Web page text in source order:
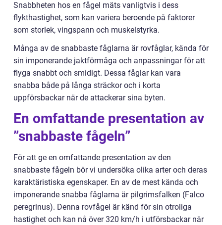
Snabbheten hos en fågel mäts vanligtvis i dess
flykthastighet, som kan variera beroende på faktorer
som storlek, vingspann och muskelstyrka.
Många av de snabbaste fåglarna är rovfåglar, kända för
sin imponerande jaktförmåga och anpassningar för att
flyga snabbt och smidigt. Dessa fåglar kan vara
snabba både på långa sträckor och i korta
uppförsbackar när de attackerar sina byten.
En omfattande presentation av
”snabbaste fågeln”
För att ge en omfattande presentation av den
snabbaste fågeln bör vi undersöka olika arter och deras
karaktäristiska egenskaper. En av de mest kända och
imponerande snabba fåglarna är pilgrimsfalken (Falco
peregrinus). Denna rovfågel är känd för sin otroliga
hastighet och kan nå över 320 km/h i utförsbackar när